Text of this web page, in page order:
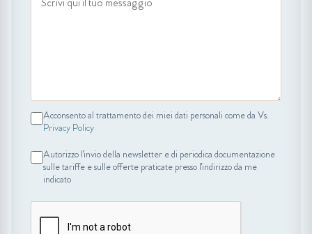
Acconsento al trattamento dei miei dati personali come da Vs.
Privacy Policy
Autorizzo l'invio della newsletter e di periodica documentazione
sulle tariffe e sulle offerte praticate presso l'indirizzo da me
indicato